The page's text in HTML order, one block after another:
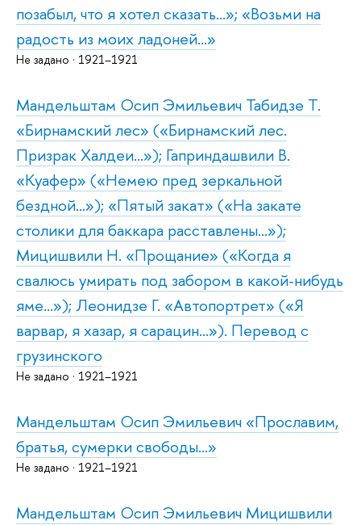
позабыл, что я хотел сказать...»; «Возьми на
радость из моих ладоней...»
Не задано · 1921–1921
Мандельштам Осип Эмильевич Табидзе Т.
«Бирнамский лес» («Бирнамский лес.
Призрак Халдеи...»); Гаприндашвили В.
«Куафер» («Немею пред зеркальной
бездной...»); «Пятый закат» («На закате
столики для баккара расставлены...»);
Мицишвили Н. «Прощание» («Когда я
свалюсь умирать под забором в какой-нибудь
яме...»); Леонидзе Г. «Автопортрет» («Я
варвар, я хазар, я сарацин...»). Перевод с
грузинского
Не задано · 1921–1921
Мандельштам Осип Эмильевич «Прославим,
братья, сумерки свободы...»
Не задано · 1921–1921
Мандельштам Осип Эмильевич Мицишвили